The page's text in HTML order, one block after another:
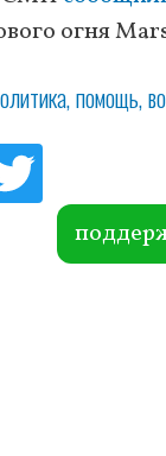
огня
помощь
itte
r